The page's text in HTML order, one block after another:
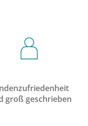
groß geschrieben